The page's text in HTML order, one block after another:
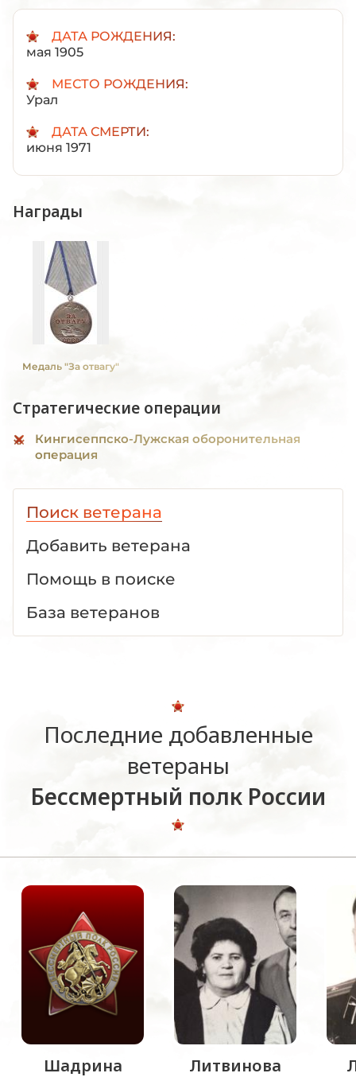
ДАТА РОЖДЕНИЯ:
мая 1905
МЕСТО РОЖДЕНИЯ:
Урал
ДАТА СМЕРТИ:
июня 1971
Награды
Медаль "За отвагу"
Стратегические операции
Кингисеппско-Лужская оборонительная
операция
Поиск ветерана
Добавить ветерана
Помощь в поиске
База ветеранов
Последние добавленные
ветераны
Бессмертный полк России
Шадрина Литвинова